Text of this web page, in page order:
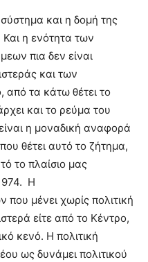
και η δομή της
Και η ενότητα των
πια δεν είναι
και των
από τα κάτω θέτει το
και το ρεύμα του
η μοναδική αναφορά
θέτει αυτό το ζήτημα,
το πλαίσιο μας
Η
που μένει χωρίς πολιτική
είτε από το Κέντρο,
κενό. Η πολιτική
ως δυνάμει πολιτικού